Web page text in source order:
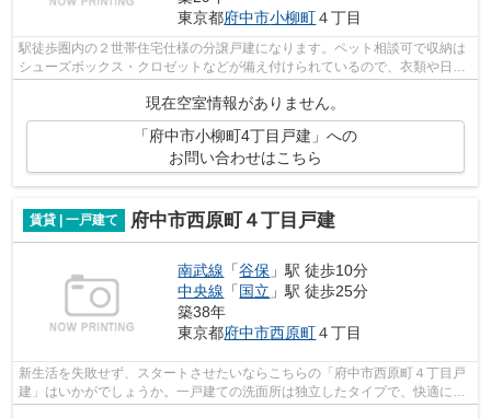
東京都府中市小柳町４丁目
駅徒歩圏内の２世帯住宅仕様の分譲戸建になります。ペット相談可で収納は
シューズボックス・クロゼットなどが備え付けられているので、衣類や日用
品の収納に重宝します。室内設備はシ...
現在空室情報がありません。
「府中市小柳町4丁目戸建」への
お問い合わせはこちら
賃貸 | 一戸建て 府中市西原町４丁目戸建
南武線 「谷保 」駅 徒歩10分
中央線 「国立 」駅 徒歩25分
築38年
東京都府中市西原町４丁目
新生活を失敗せず、スタートさせたいならこちらの「府中市西原町４丁目戸
建」はいかがでしょうか。一戸建ての洗面所は独立したタイプで、快適にお